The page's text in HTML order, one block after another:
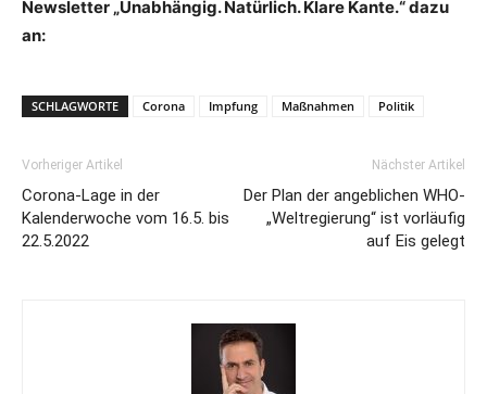
Newsletter „Unabhängig. Natürlich. Klare Kante.“ dazu
an:
SCHLAGWORTE Corona Impfung Maßnahmen Politik
Vorheriger Artikel
Corona-Lage in der
Kalenderwoche vom 16.5. bis
22.5.2022
Nächster Artikel
Der Plan der angeblichen WHO-
„Weltregierung“ ist vorläufig
auf Eis gelegt